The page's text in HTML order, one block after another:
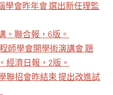
學會昨年會 選出新任理監
。聯合報，6版。
師學會開學術演講會 題
經濟日報，2版。
聯招會昨結束 提出改進試